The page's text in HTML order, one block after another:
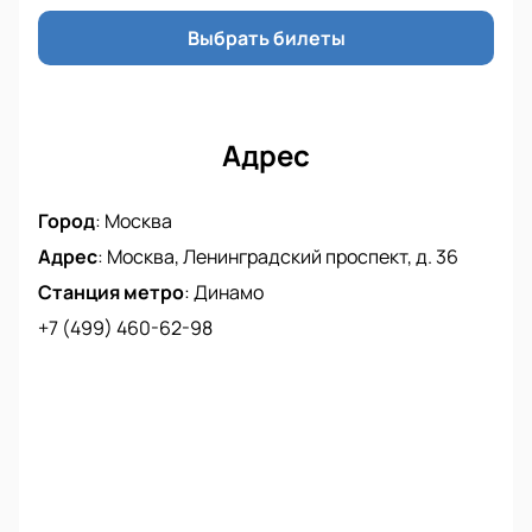
своими игровыми моментами. Результат этого
матча вы узнаете, купив билеты на матч «Динамо»
забронируйте себе места на это событие.
Выбрать билеты
Адрес
Город: Москва
Адрес: Москва, Ленинградский проспект, д. 36
Станция метро:Динамо
+7 (499) 460-62-98